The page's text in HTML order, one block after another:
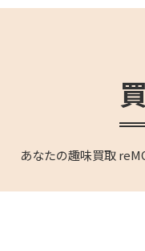
あなたの趣味買取